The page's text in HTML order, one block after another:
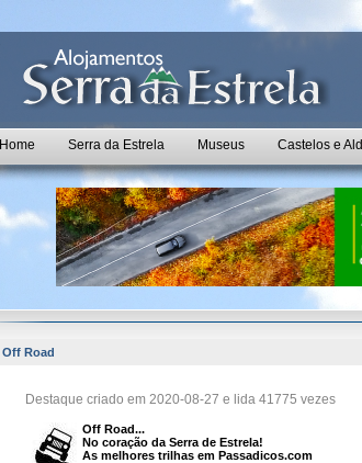
Home Serra da Estrela Museus Castelos e
Off Road
Destaque criado em 2020-08-27 e lida 41775 vezes
Off Road...
No coração da Serra de Estrela!
As melhores trilhas em Passadicos.com